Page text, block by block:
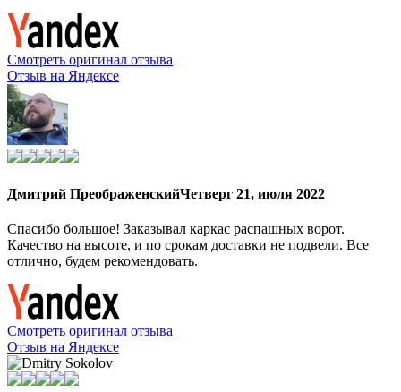
Смотреть оригинал отзыва
Отзыв на Яндексе
Дмитрий ПреображенскийЧетверг 21, июля 2022
Спасибо большое! Заказывал каркас распашных ворот.
Качество на высоте, и по срокам доставки не подвели. Все
отлично, будем рекомендовать.
Смотреть оригинал отзыва
Отзыв на Яндексе